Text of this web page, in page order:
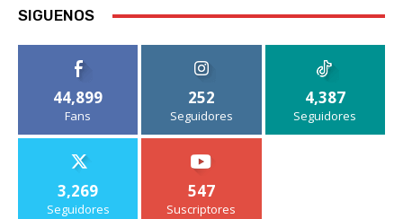
SIGUENOS
44,899
Fans
252
Seguidores
4,387
Seguidores
3,269
Seguidores
547
Suscriptores